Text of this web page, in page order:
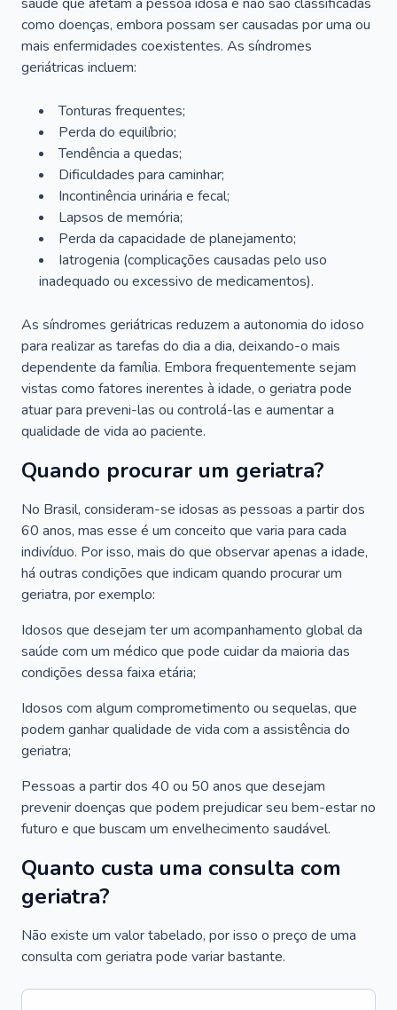
como doenças, embora possam ser causadas por uma ou
mais enfermidades coexistentes. As síndromes
geriátricas incluem:
Tonturas frequentes;
Perda do equilíbrio;
Tendência a quedas;
Dificuldades para caminhar;
Incontinência urinária e fecal;
Lapsos de memória;
Perda da capacidade de planejamento;
Iatrogenia (complicações causadas pelo uso
inadequado ou excessivo de medicamentos).
As síndromes geriátricas reduzem a autonomia do idoso
para realizar as tarefas do dia a dia, deixando-o mais
dependente da família. Embora frequentemente sejam
vistas como fatores inerentes à idade, o geriatra pode
atuar para preveni-las ou controlá-las e aumentar a
qualidade de vida ao paciente.
Quando procurar um geriatra?
No Brasil, consideram-se idosas as pessoas a partir dos
60 anos, mas esse é um conceito que varia para cada
indivíduo. Por isso, mais do que observar apenas a idade,
há outras condições que indicam quando procurar um
geriatra, por exemplo:
Idosos que desejam ter um acompanhamento global da
saúde com um médico que pode cuidar da maioria das
condições dessa faixa etária;
Idosos com algum comprometimento ou sequelas, que
podem ganhar qualidade de vida com a assistência do
geriatra;
Pessoas a partir dos 40 ou 50 anos que desejam
prevenir doenças que podem prejudicar seu bem-estar no
futuro e que buscam um envelhecimento saudável.
Quanto custa uma consulta com
geriatra?
Não existe um valor tabelado, por isso o preço de uma
consulta com geriatra pode variar bastante.